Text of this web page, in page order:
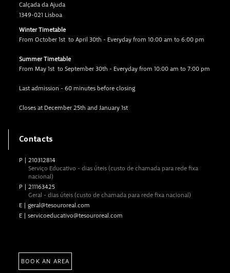
Calçada da Ajuda
1349-021 Lisboa
Winter Timetable
From October 1st to April 30th - Everyday from 10:00 am to 6:00 pm
Summer Timetable
From May 1st to September 30th - Everyday from 10:00 am to 7:00 pm
Last admission - 60 minutes before closing
Closes at December 25th and January 1st
Contacts
P
210312814
Serviço Educativo - dias úteis (custo de chamada para rede fixa
nacional)
P
211163425
Geral - dias úteis (custo de chamada para rede fixa nacional)
E
geral@tesouroreal.com
E
servicoeducativo@tesouroreal.com
BOOK AN AREA